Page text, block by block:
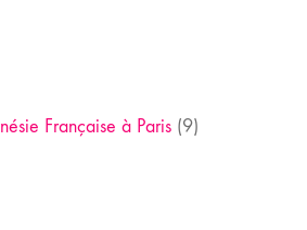
Française à Paris (9)